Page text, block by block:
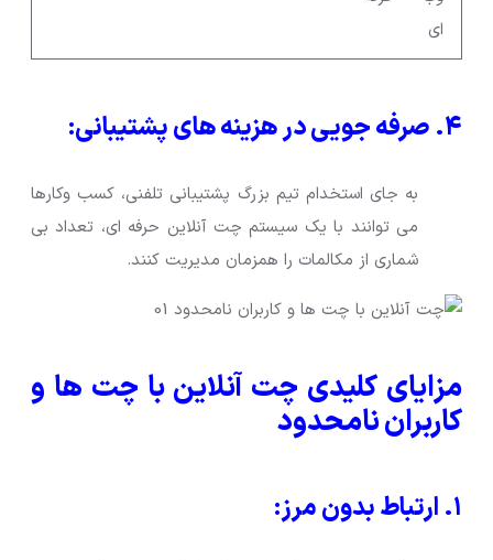
۴. صرفه جویی در هزینه های پشتیبانی:
به جای استخدام تیم بزرگ پشتیبانی تلفنی، کسب وکارها
می توانند با یک سیستم چت آنلاین حرفه ای، تعداد بی
شماری از مکالمات را همزمان مدیریت کنند.
مزایای کلیدی چت آنلاین با چت ها و
کاربران نامحدود
۱. ارتباط بدون مرز: